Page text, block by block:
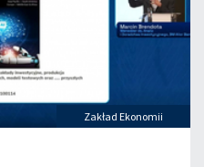
Zakład Ekonomii